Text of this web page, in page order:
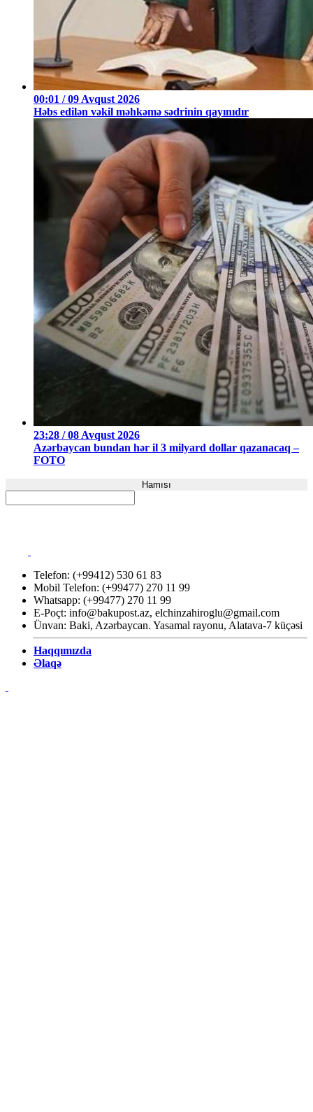
00:01 / 09 Avqust 2026
Həbs edilən vəkil məhkəmə sədrinin qayınıdır
23:28 / 08 Avqust 2026
Azərbaycan bundan hər il 3 milyard dollar qazanacaq –
FOTO
Hamısı
Telefon: (+99412) 530 61 83
Mobil Telefon: (+99477) 270 11 99
Whatsapp: (+99477) 270 11 99
E-Poçt: info@bakupost.az, elchinzahiroglu@gmail.com
Ünvan: Baki, Azərbaycan. Yasamal rayonu, Alatava-7 küçəsi
Haqqımızda
Əlaqə